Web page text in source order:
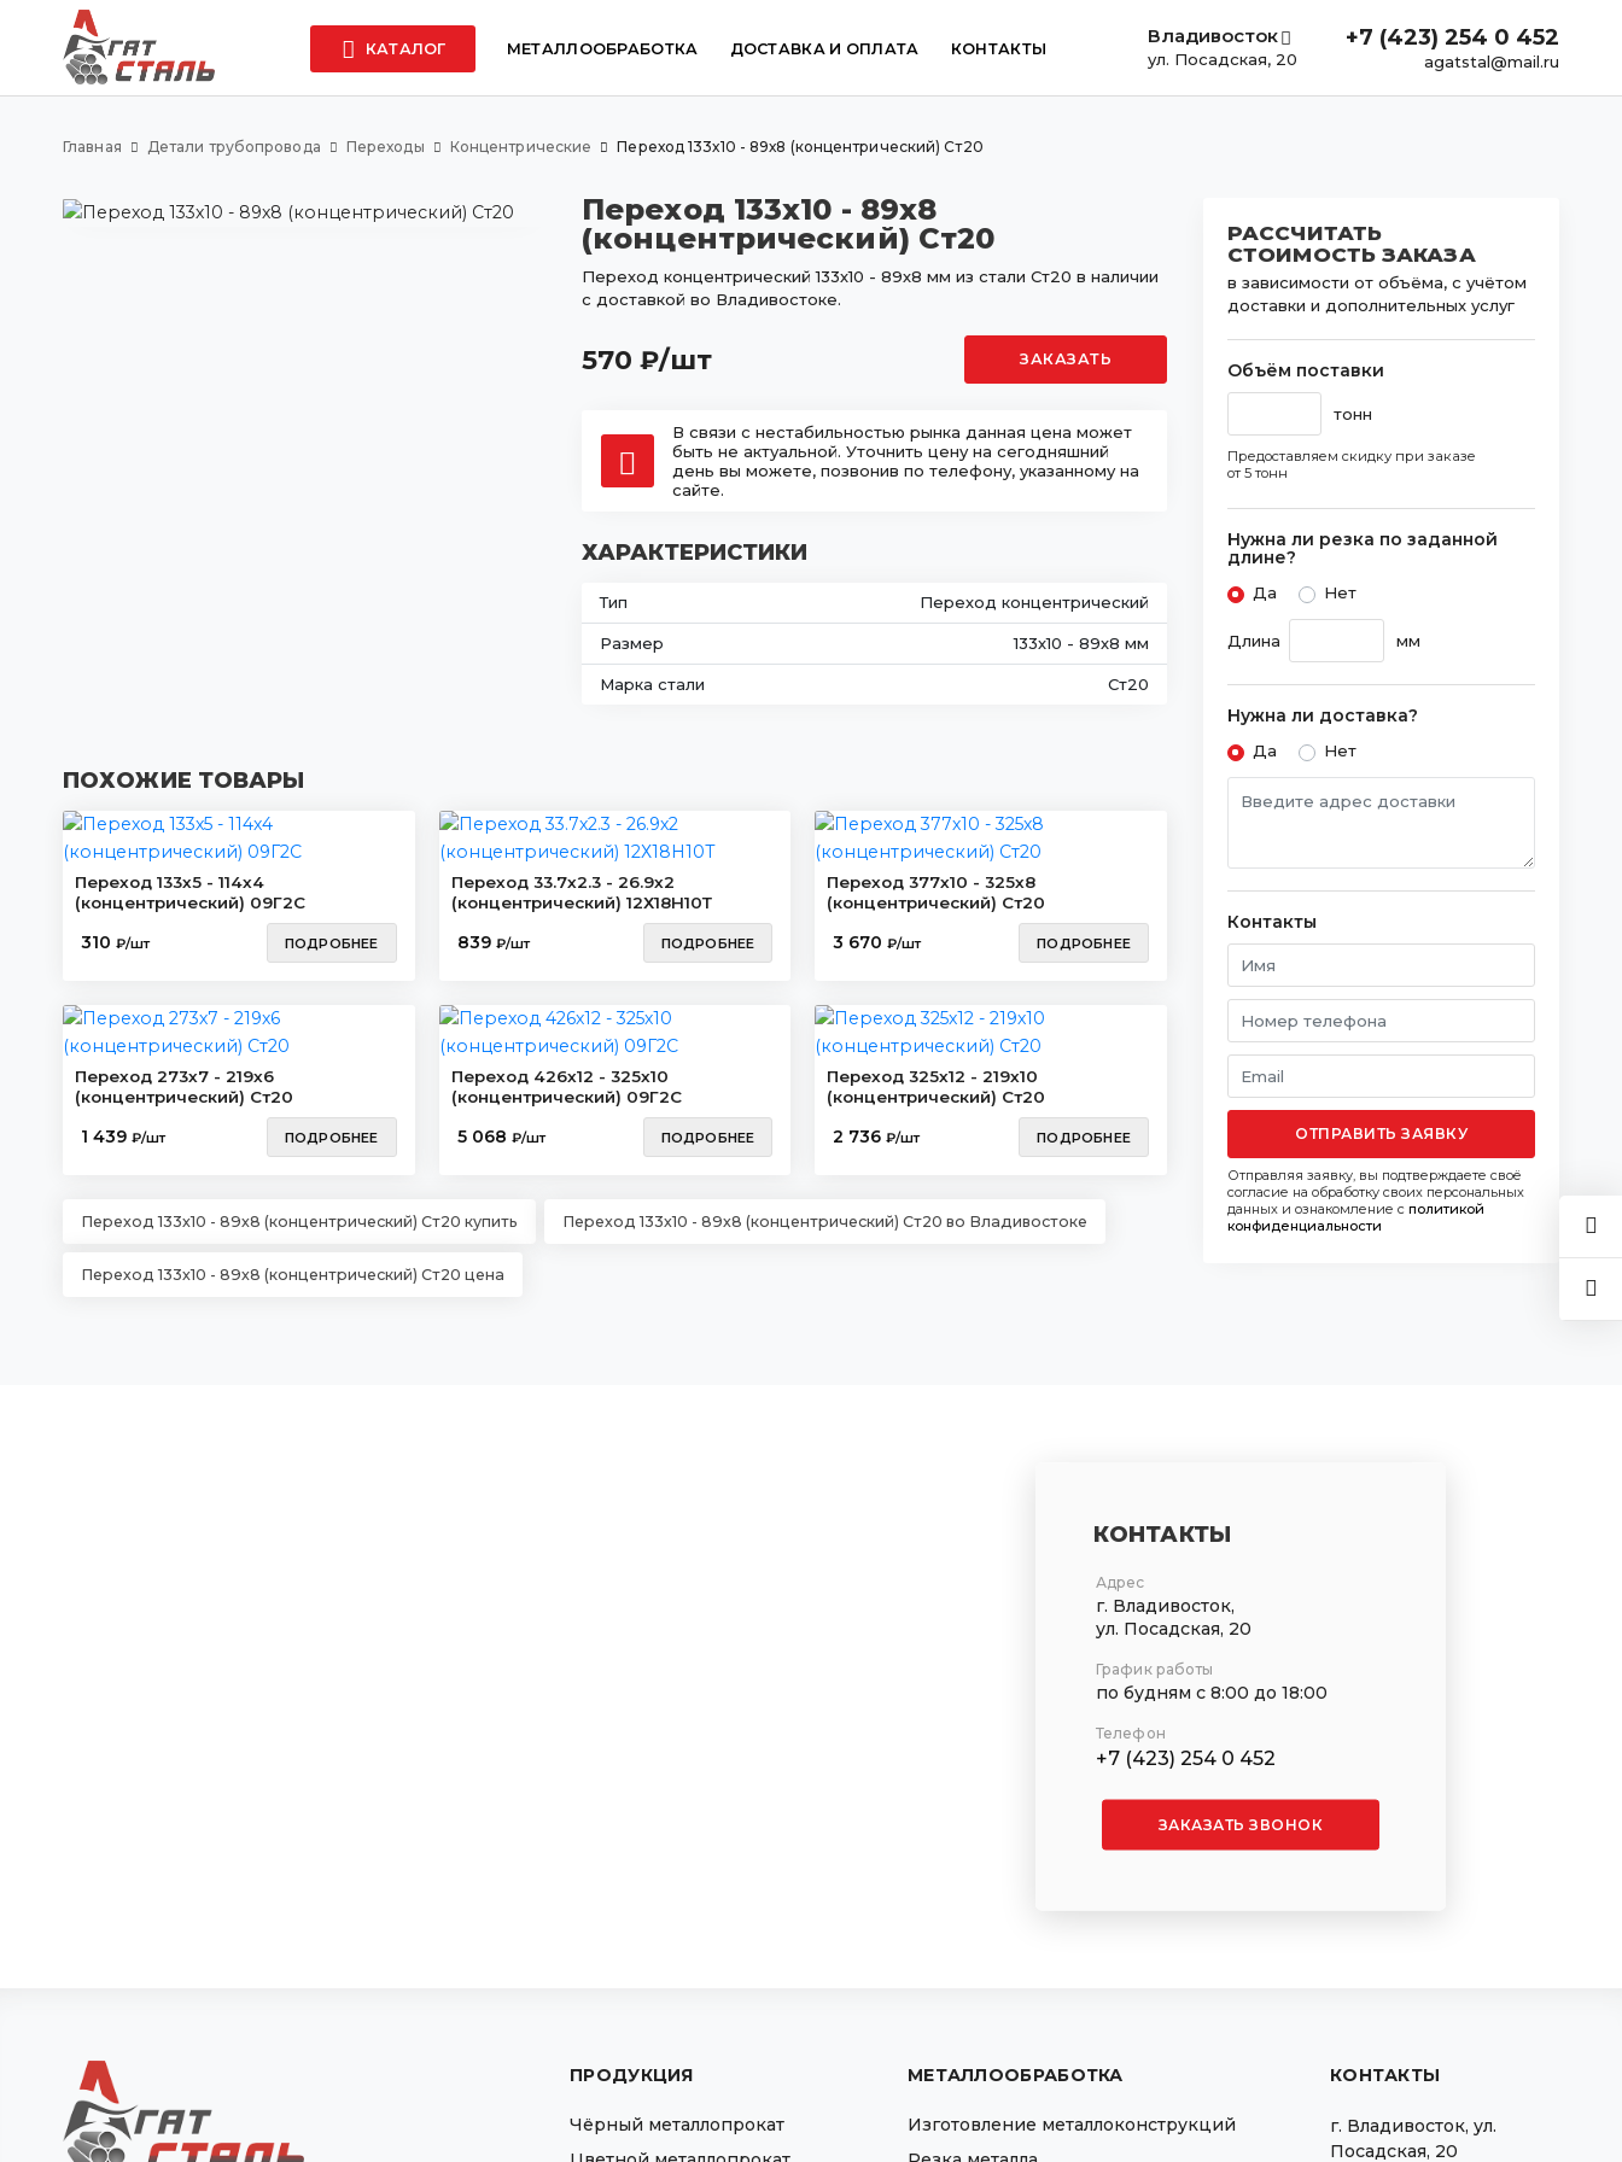
+7 (423) 254 0 452
agatstal@mail.ru
Владивосток
ул. Посадская, 20
КАТАЛОГ МЕТАЛЛООБРАБОТКА ДОСТАВКА И ОПЛАТА КОНТАКТЫ
Главная Детали трубопровода Переходы Концентрические Переход 133х10 - 89х8 (концентрический) Ст20
Переход 133х10 - 89х8
(концентрический) Ст20
Переход концентрический 133х10 - 89х8 мм из стали Ст20 в наличии
с доставкой во Владивостоке.
570 ₽/шт ЗАКАЗАТЬ
В связи с нестабильностью рынка данная цена может
быть не актуальной. Уточнить цену на сегодняшний
день вы можете, позвонив по телефону, указанному на
сайте.
ХАРАКТЕРИСТИКИ
Тип Переход концентрический
Размер 133х10 - 89х8 мм
Марка стали Ст20
ПОХОЖИЕ ТОВАРЫ
Переход 133х5 - 114х4
(концентрический) 09Г2С
310 ₽/шт ПОДРОБНЕЕ
Переход 33.7х2.3 - 26.9х2
(концентрический) 12Х18Н10Т
839 ₽/шт ПОДРОБНЕЕ
Переход 377х10 - 325х8
(концентрический) Ст20
3 670₽/шт ПОДРОБНЕЕ
Переход 273х7 - 219х6
(концентрический) Ст20
1 439 ₽/шт ПОДРОБНЕЕ
Переход 426х12 - 325х10
(концентрический) 09Г2С
5 068 ₽/шт ПОДРОБНЕЕ
Переход 325х12 - 219х10
(концентрический) Ст20
2 736₽/шт ПОДРОБНЕЕ
Переход 133х10 - 89х8 (концентрический) Ст20 купить Переход 133х10 - 89х8 (концентрический) Ст20 во Владивостоке
Переход 133х10 - 89х8 (концентрический) Ст20 цена
РАССЧИТАТЬ
СТОИМОСТЬ ЗАКАЗА
в зависимости от объёма, с учётом
доставки и дополнительных услуг
Объём поставки
тонн
Предоставляем скидку при заказе
от 5 тонн
Нужна ли резка по заданной
длине?
Да Нет
Длина мм
Нужна ли доставка?
Да Нет
Контакты
ОТПРАВИТЬ ЗАЯВКУ
Отправляя заявку, вы подтверждаете своё
согласие на обработку своих персональных
данных и ознакомление с политикой
конфиденциальности
КОНТАКТЫ
Адрес
г. Владивосток,
ул. Посадская, 20
График работы
по будням с 8:00 до 18:00
Телефон
+7 (423) 254 0 452
ЗАКАЗАТЬ ЗВОНОК
ПРОДУКЦИЯ
Чёрный металлопрокат
МЕТАЛЛООБРАБОТКА
Изготовление металлоконструкций
КОНТАКТЫ
г. Владивосток, ул.
Посадская, 20